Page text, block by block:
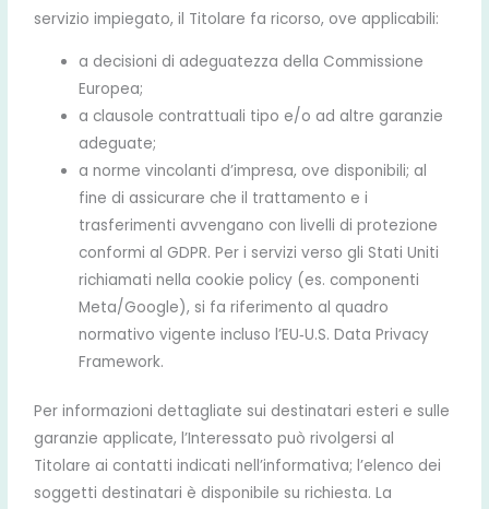
servizio impiegato, il Titolare fa ricorso, ove applicabili:
a decisioni di adeguatezza della Commissione
Europea;
a clausole contrattuali tipo e/o ad altre garanzie
adeguate;
a norme vincolanti d’impresa, ove disponibili; al
fine di assicurare che il trattamento e i
trasferimenti avvengano con livelli di protezione
conformi al GDPR. Per i servizi verso gli Stati Uniti
richiamati nella cookie policy (es. componenti
Meta/Google), si fa riferimento al quadro
normativo vigente incluso l’EU‑U.S. Data Privacy
Framework.
Per informazioni dettagliate sui destinatari esteri e sulle
garanzie applicate, l’Interessato può rivolgersi al
Titolare ai contatti indicati nell’informativa; l’elenco dei
soggetti destinatari è disponibile su richiesta. La